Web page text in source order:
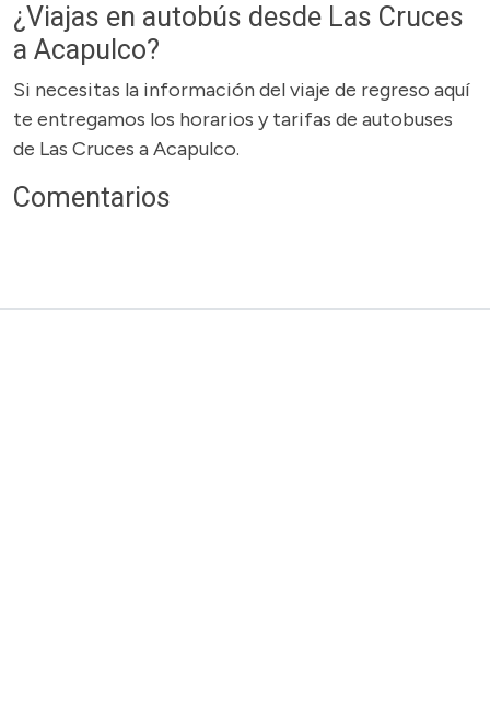
¿Viajas en autobús desde Las Cruces
a Acapulco?
Si necesitas la información del viaje de regreso aquí
te entregamos los horarios y tarifas de autobuses
de Las Cruces a Acapulco.
Comentarios